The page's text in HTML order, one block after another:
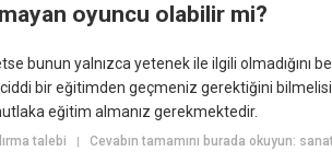
oyuncu olabilir mi?
bunun yalnızca yetenek ile ilgili
ciddi bir eğitimden geçmeniz gerektiğini
eğitim almanız gerekmektedir.
talebi Cevabın tamamını burada okuyun: